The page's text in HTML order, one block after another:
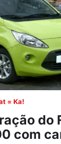
= Ka!
do
com